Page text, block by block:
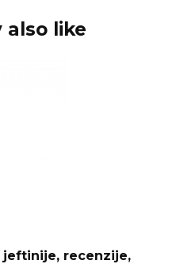
also like
jeftinije, recenzije,